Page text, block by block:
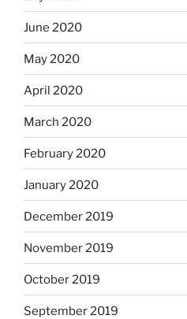
June 2020
May 2020
April 2020
March 2020
February 2020
January 2020
December 2019
November 2019
October 2019
September 2019